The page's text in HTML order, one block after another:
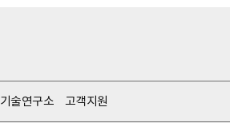
기술연구소 고객지원